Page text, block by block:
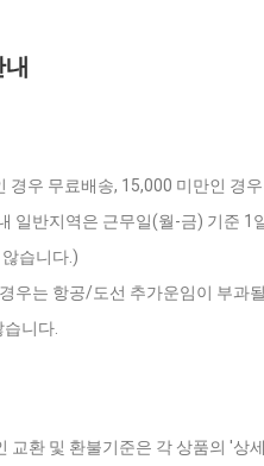
경우 무료배송, 15,000 미만인 경
일반지역은 근무일(월-금) 기준
습니다.)
우는 항공/도선 추가운임이 부과
니다.
교환 및 환불기준은 각 상품의 '상